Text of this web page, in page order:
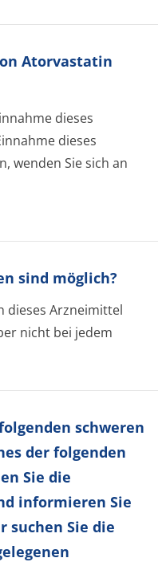
Atorvastatin
dieses
dieses
wenden Sie sich an
sind möglich?
dieses Arzneimittel
nicht bei jedem
schweren
der folgenden
Sie die
informieren Sie
suchen Sie die